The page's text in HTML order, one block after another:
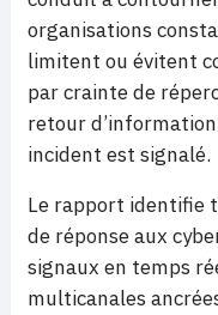
organisations
limitent ou évitent
par crainte de
retour
incident est signalé.
Le rapport identifie
de réponse aux
signaux en temps
multicanales